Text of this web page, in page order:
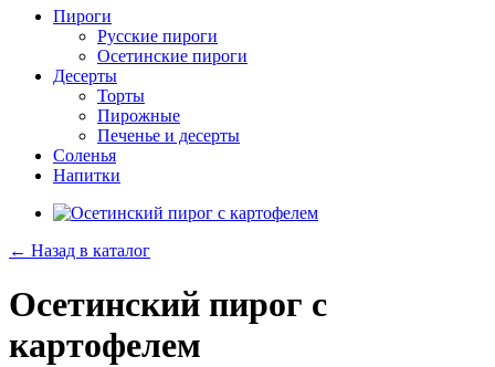
Пироги
Русские пироги
Осетинские пироги
Десерты
Торты
Пирожные
Печенье и десерты
Соленья
Напитки
← Назад в каталог
Осетинский пирог с
картофелем